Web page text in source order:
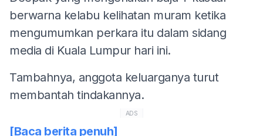
berwarna kelabu kelihatan muram ketika
mengumumkan perkara itu dalam sidang
media di Kuala Lumpur hari ini.
Tambahnya, anggota keluarganya turut
membantah tindakannya.
ADS
[Baca berita penuh]